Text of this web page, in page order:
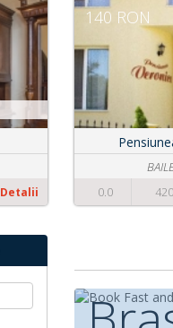
Detalii
70 RON
0.0